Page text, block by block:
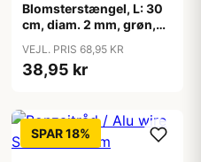
Blomsterstængel, L: 30
cm, diam. 2 mm, grøn,
VEJL. PRIS 68,95 KR
38,95 kr
SPAR 18%